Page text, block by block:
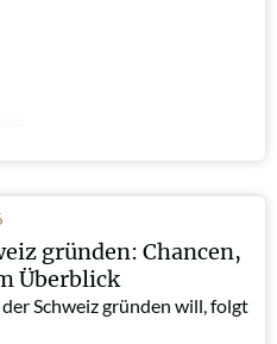
gründen: Chancen,
Überblick
Schweiz gründen will, folgt